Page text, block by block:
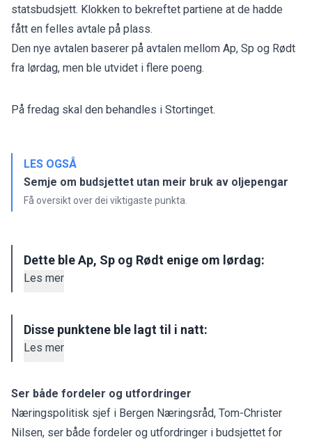
statsbudsjett. Klokken to bekreftet partiene at de hadde
fått en felles avtale på plass.
Den nye avtalen baserer på avtalen mellom Ap, Sp og Rødt
fra lørdag, men ble utvidet i flere poeng.
På fredag skal den behandles i Stortinget.
LES OGSÅ
Semje om budsjettet utan meir bruk av oljepengar
Få oversikt over dei viktigaste punkta.
Dette ble Ap, Sp og Rødt enige om lørdag:
Les mer
Disse punktene ble lagt til i natt:
Les mer
Ser både fordeler og utfordringer
Næringspolitisk sjef i Bergen Næringsråd, Tom-Christer
Nilsen, ser både fordeler og utfordringer i budsjettet for